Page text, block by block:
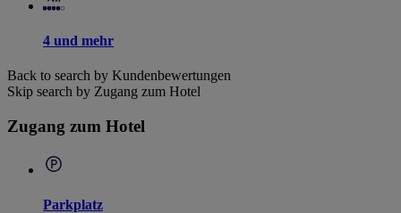
4 und mehr
Back to search by Kundenbewertungen
Skip search by Zugang zum Hotel
Zugang zum Hotel
Parkplatz